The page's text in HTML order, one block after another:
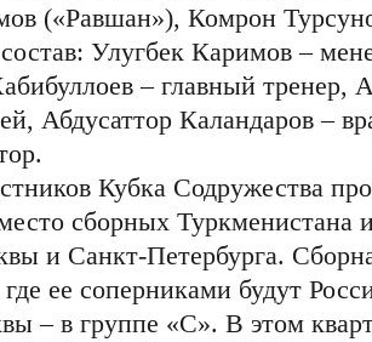
(«Равшан»), Комрон
Улугбек Каримов –
– главный тренер,
Абдусаттор Каландаров –
Кубка Содружества
сборных Туркменистана
и Санкт-Петербурга.
ее соперниками будут
– в группе «С». В этом